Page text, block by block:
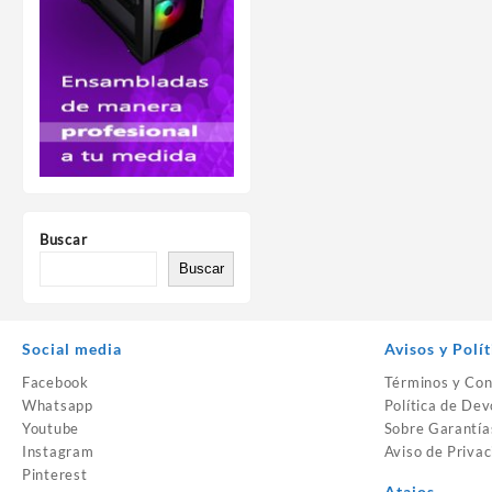
Buscar
Buscar
Social media
Facebook
Whatsapp
Youtube
Instagram
Pinterest
Avisos y
Términos y
Política de
Sobre
Aviso de